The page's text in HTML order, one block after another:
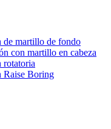
de martillo de fondo
con martillo en cabeza
rotatoria
Raise Boring